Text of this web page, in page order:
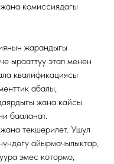
комиссиядагы
жарандыгы
ырааттуу этап менен
квалификациясы
абалы,
жана кайсы
бааланат.
текшерилет. Ушул
айырмачылыктар,
эмес котормо,